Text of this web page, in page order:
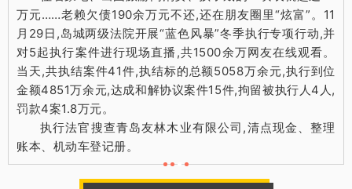
万元……老赖欠债190余万元不还,还在朋友圈里“炫富”。11
月29日,岛城两级法院开展“蓝色风暴”冬季执行专项行动,并
对5起执行案件进行现场直播,共1500余万网友在线观看。
当天,共执结案件41件,执结标的总额5058万余元,执行到位
金额4851万余元,达成和解协议案件15件,拘留被执行人4人,
罚款4案1.8万元。
执行法官搜查青岛友林木业有限公司,清点现金、整理
账本、机动车登记册。